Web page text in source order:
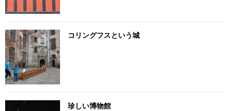
コリングフスという城
珍しい博物館